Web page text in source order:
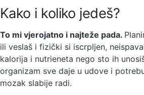
Kako i koliko jedeš?
To mi vjerojatno i najteže pada.
ili veslaš i fizički si iscrpljen,
kalorija i nutrieneta nego sto ih
organizam sve daje u udove i
mozak slabije radi.